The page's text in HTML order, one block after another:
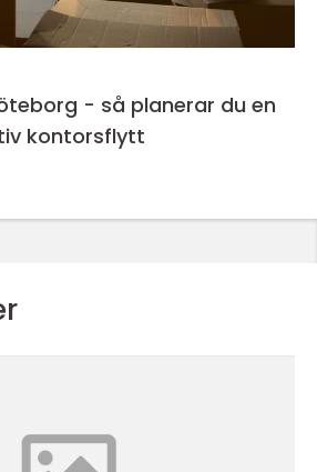
- så planerar du en
kontorsflytt